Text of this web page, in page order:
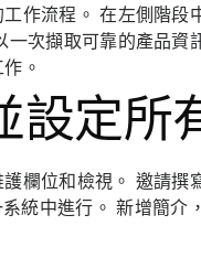
作流程。 在左側階段
次擷取可靠的產品資
。
設定所
欄位和檢視。 邀請撰
統中進行。 新增簡介